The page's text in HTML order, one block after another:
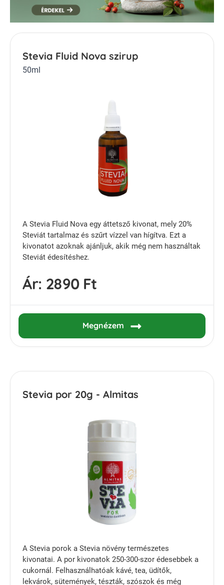
Stevia Fluid Nova szirup
50ml
A Stevia Fluid Nova egy áttetsző kivonat, mely 20%
Steviát tartalmaz és szűrt vízzel van hígítva. Ezt a
kivonatot azoknak ajánljuk, akik még nem használtak
Steviát édesítéshez.
Ár: 2890 Ft
Megnézem
Stevia por 20g - Almitas
A Stevia porok a Stevia növény természetes
kivonatai. A por kivonatok 250-300-szor édesebbek a
cukornál. Felhasználhatóak kávé, tea, üdítők,
lekvárok, sütemények, tészták, szószok és még